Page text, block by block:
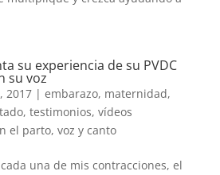
su experiencia de su PVDC
su voz
2017| embarazo, maternidad,
, testimonios, vídeos
el parto, voz y canto
una de mis contracciones, el